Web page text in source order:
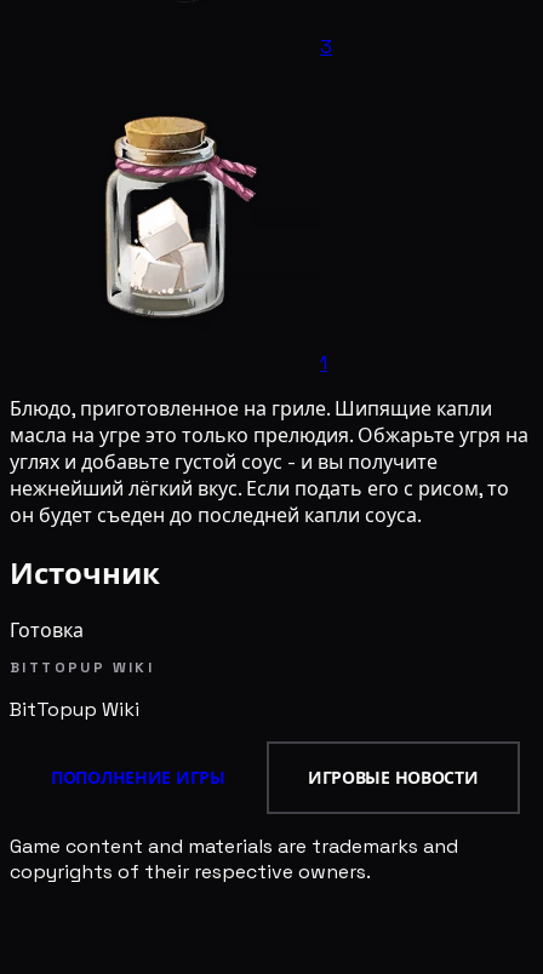
3
1
Блюдо, приготовленное на гриле. Шипящие капли
масла на угре это только прелюдия. Обжарьте угря на
углях и добавьте густой соус - и вы получите
нежнейший лёгкий вкус. Если подать его с рисом, то
он будет съеден до последней капли соуса.
Источник
Готовка
BITTOPUP WIKI
BitTopup Wiki
ПОПОЛНЕНИЕ ИГРЫ ИГРОВЫЕ НОВОСТИ
Game content and materials are trademarks and
copyrights of their respective owners.